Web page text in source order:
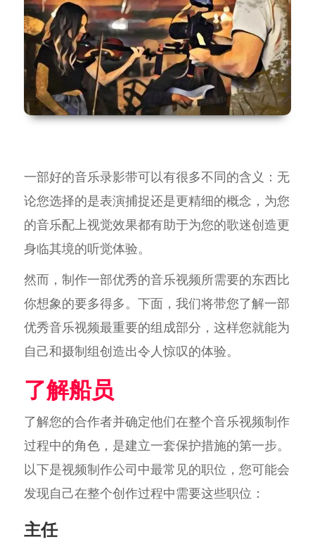
一部好的音乐录影带可以有很多不同的含义：无
论您选择的是表演捕捉还是更精细的概念，为您
的音乐配上视觉效果都有助于为您的歌迷创造更
身临其境的听觉体验。
然而，制作一部优秀的音乐视频所需要的东西比
你想象的要多得多。下面，我们将带您了解一部
优秀音乐视频最重要的组成部分，这样您就能为
自己和摄制组创造出令人惊叹的体验。
了解船员
了解您的合作者并确定他们在整个音乐视频制作
过程中的角色，是建立一套保护措施的第一步。
以下是视频制作公司中最常见的职位，您可能会
发现自己在整个创作过程中需要这些职位：
主任